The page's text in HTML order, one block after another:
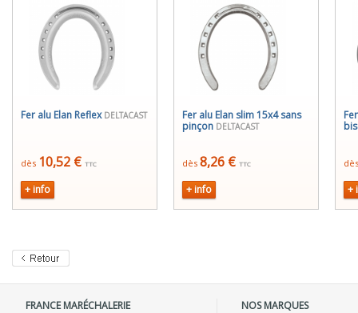
Fer alu Elan Reflex DELTACAST
dès 10,52 € TTC
+ info
Fer alu Elan slim 15x4 sans
pinçon DELTACAST
dès 8,26 € TTC
+ info +
FRANCE MARÉCHALERIE
NOS MARQUES